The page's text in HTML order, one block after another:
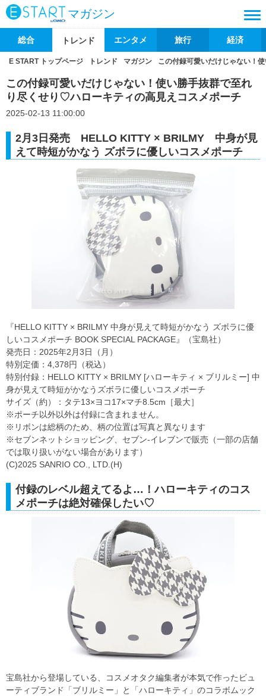
マガジン
総合 トレンド エンタメ 旅行 経済
E START トップページ トレンド マガジン この付録可愛いだけじゃない！
この付録可愛いだけじゃない！使い勝手抜群で至れ
り尽くせり♡ハローキティの高見えコスメポーチ
2025-02-13 11:00:00
2月3日発売 HELLO KITTY × BRILMY 中身が見
えて時短がかなう ズボラに優しいコスメポーチ
『HELLO KITTY × BRILMY 中身が見えて時短がかなう ズボラに優
しいコスメポーチ BOOK SPECIAL PACKAGE』（宝島社）
発売日：2025年2月3日（月）
特別定価：4,378円（税込）
特別付録：HELLO KITTY × BRILMY [ハローキティ × ブリルミー] 中
身が見えて時短がかなうズボラに優しいコスメポーチ
サイズ（約）：タテ13×ヨコ17×マチ8.5cm［最大］
※ポーチ以外以外は付録に含まれません。
※リボンは総柄のため、柄の位置は写真と異なります
※セブンネットショッピング、セブン‐イレブンで販売（一部の店舗
では取り扱いがない場合があります）
(C)2025 SANRIO CO., LTD.(H)
付録のレベル超えてるよ…！ハローキティのコス
メポーチは絶対確保したい♡
宝島社から登場している、コスメオタク編集者が本気で作ったビュ
ーティブランド「ブリルミー」と「ハローキティ」のコラボムック